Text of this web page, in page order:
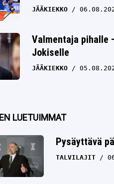
JÄÄKIEKKO
Valmentaja pihalle
Jokiselle
JÄÄKIEKKO
LUETUIMMAT
Pysäyttävä
TALVILAJIT